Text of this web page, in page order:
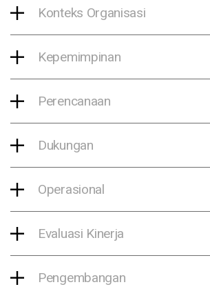
Konteks Organisasi
Kepemimpinan
Perencanaan
Dukungan
Operasional
Evaluasi Kinerja
Pengembangan